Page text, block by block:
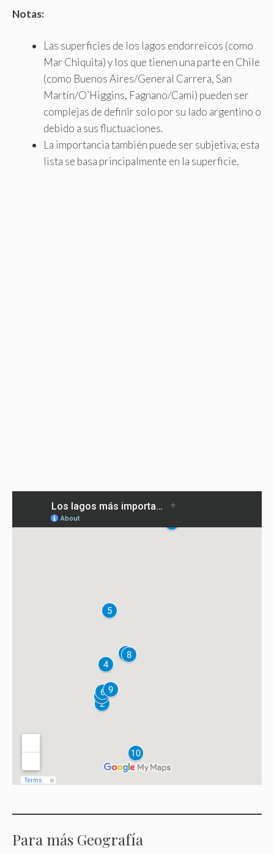
Notas:
Las superficies de los lagos endorreicos (como
Mar Chiquita) y los que tienen una parte en Chile
(como Buenos Aires/General Carrera, San
Martín/O’Higgins, Fagnano/Cami) pueden ser
complejas de definir solo por su lado argentino o
debido a sus fluctuaciones.
La importancia también puede ser subjetiva; esta
lista se basa principalmente en la superficie.
Para más Geografía